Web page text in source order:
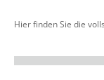
Hier finden Sie die